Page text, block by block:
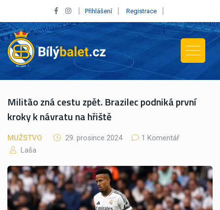
Přihlášení Registrace
Militão zná cestu zpět. Brazilec podniká první
kroky k návratu na hřiště
MUŽSTVO 29. prosince 2024
1 Komentář
Laša